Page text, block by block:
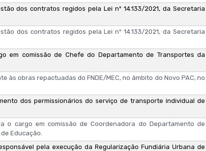
dos contratos regidos pela Lei nº 14.133/2021, da Secretaria
dos contratos regidos pela Lei nº 14.133/2021, da Secretaria
em comissão de Chefe do Departamento de Transportes da
às obras repactuadas do FNDE/MEC, no âmbito do Novo PAC, no
dos permissionários do serviço de transporte individual de
o cargo em comissão de Coordenadora do Departamento de
Educação.
pela execução da Regularização Fundiária Urbana de